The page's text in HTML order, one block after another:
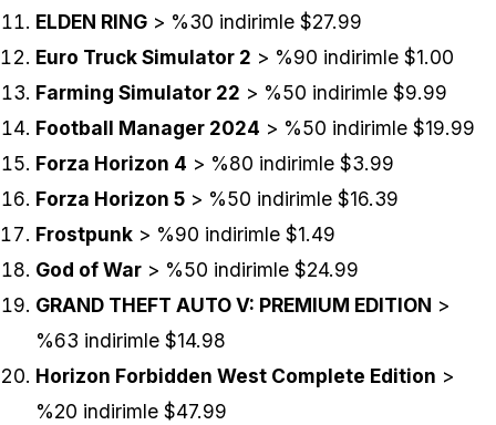
ELDEN RING > %30 indirimle $27.99
Euro Truck Simulator 2 > %90 indirimle $1.00
Farming Simulator 22 > %50 indirimle $9.99
Football Manager 2024 > %50 indirimle $19.99
Forza Horizon 4 > %80 indirimle $3.99
Forza Horizon 5 > %50 indirimle $16.39
Frostpunk > %90 indirimle $1.49
God of War > %50 indirimle $24.99
GRAND THEFT AUTO V: PREMIUM EDITION >
%63 indirimle $14.98
Horizon Forbidden West Complete Edition >
%20 indirimle $47.99